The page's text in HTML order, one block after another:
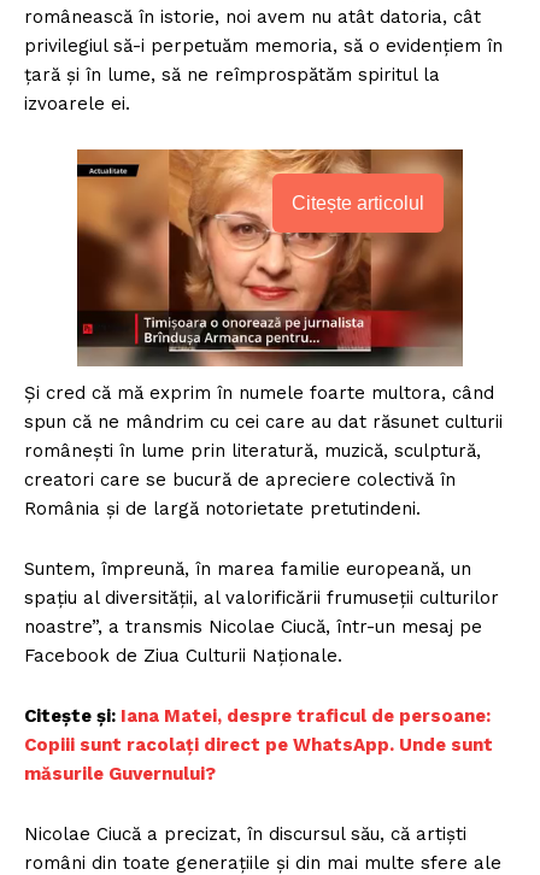
românească în istorie, noi avem nu atât datoria, cât
privilegiul să-i perpetuăm memoria, să o evidențiem în
țară și în lume, să ne reîmprospătăm spiritul la
izvoarele ei.
Citește articolul
Și cred că mă exprim în numele foarte multora, când
spun că ne mândrim cu cei care au dat răsunet culturii
românești în lume prin literatură, muzică, sculptură,
creatori care se bucură de apreciere colectivă în
România și de largă notorietate pretutindeni.
Suntem, împreună, în marea familie europeană, un
spațiu al diversității, al valorificării frumuseții culturilor
noastre”, a transmis Nicolae Ciucă, într-un mesaj pe
Facebook de Ziua Culturii Naționale.
Citește și: Iana Matei, despre traficul de persoane:
Copiii sunt racolați direct pe WhatsApp. Unde sunt
măsurile Guvernului?
Nicolae Ciucă a precizat, în discursul său, că artiști
români din toate generațiile și din mai multe sfere ale